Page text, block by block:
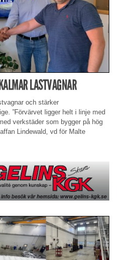
LASTVAGNAR
och stärker
”Förvärvet ligger helt i linje med
verkstäder som bygger på hög
Lindewald, vd för Malte